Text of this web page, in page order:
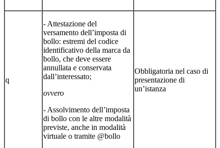
q
- Attestazione del
versamento dell’imposta di
bollo: estremi del codice
identificativo della marca da
bollo, che deve essere
annullata e conservata
dall’interessato;
ovvero
- Assolvimento dell’imposta
di bollo con le altre modalità
previste, anche in modalità
virtuale o tramite @bollo
Obbligatoria nel caso di
presentazione di
un’istanza